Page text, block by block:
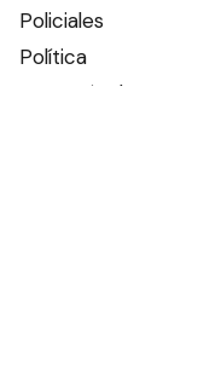
Policiales
Política
Espectáculos